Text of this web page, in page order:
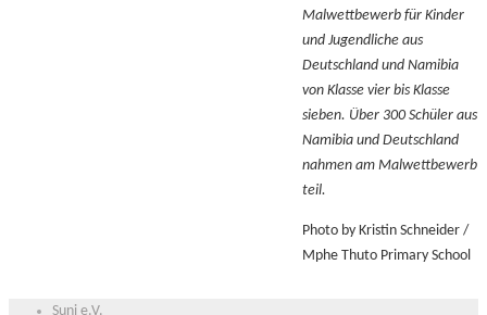
Malwettbewerb für Kinder
und Jugendliche aus
Deutschland und Namibia
von Klasse vier bis Klasse
sieben. Über 300 Schüler aus
Namibia und Deutschland
nahmen am Malwettbewerb
teil.
Photo by Kristin Schneider /
Mphe Thuto Primary School
Suni e.V.